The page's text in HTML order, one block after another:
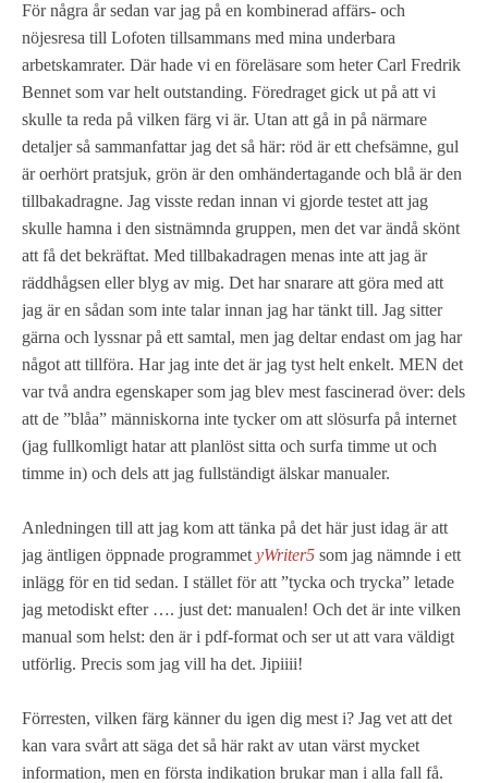
För några år sedan var jag på en kombinerad affärs- och
nöjesresa till Lofoten tillsammans med mina underbara
arbetskamrater. Där hade vi en föreläsare som heter Carl Fredrik
Bennet som var helt outstanding. Föredraget gick ut på att vi
skulle ta reda på vilken färg vi är. Utan att gå in på närmare
detaljer så sammanfattar jag det så här: röd är ett chefsämne, gul
är oerhört pratsjuk, grön är den omhändertagande och blå är den
tillbakadragne. Jag visste redan innan vi gjorde testet att jag
skulle hamna i den sistnämnda gruppen, men det var ändå skönt
att få det bekräftat. Med tillbakadragen menas inte att jag är
räddhågsen eller blyg av mig. Det har snarare att göra med att
jag är en sådan som inte talar innan jag har tänkt till. Jag sitter
gärna och lyssnar på ett samtal, men jag deltar endast om jag har
något att tillföra. Har jag inte det är jag tyst helt enkelt. MEN det
var två andra egenskaper som jag blev mest fascinerad över: dels
att de ”blåa” människorna inte tycker om att slösurfa på internet
(jag fullkomligt hatar att planlöst sitta och surfa timme ut och
timme in) och dels att jag fullständigt älskar manualer.
Anledningen till att jag kom att tänka på det här just idag är att
jag äntligen öppnade programmet yWriter5 som jag nämnde i ett
inlägg för en tid sedan. I stället för att ”tycka och trycka” letade
jag metodiskt efter …. just det: manualen! Och det är inte vilken
manual som helst: den är i pdf-format och ser ut att vara väldigt
utförlig. Precis som jag vill ha det. Jipiiii!
Förresten, vilken färg känner du igen dig mest i? Jag vet att det
kan vara svårt att säga det så här rakt av utan värst mycket
information, men en första indikation brukar man i alla fall få.